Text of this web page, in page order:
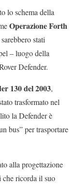
lo schema della
Operazione Forth
stati
– luogo della
Defender.
130 del 2003,
trasformato nel
la Defender è
bus” per trasportare
alla progettazione
che ricorda il suo